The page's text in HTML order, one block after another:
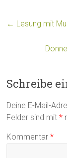
← Lesung mit
Schreibe
Deine E-Mail-
Felder sind mit*
Kommentar*